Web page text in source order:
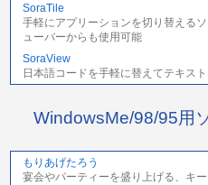
SoraTile
手軽にアプリーションを切り替える
ューバーからも使用可能
SoraView
日本語コードを手軽に替えてテキス
WindowsMe/98/95用
もりあげたろう
宴会やパーティーを盛り上げる、キ